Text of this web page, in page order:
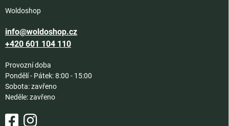
Woldoshop
info@woldoshop.cz
+420 601 104 110
Provozní doba
Pondělí - Pátek: 8:00 - 15:00
Sobota: zavřeno
Neděle: zavřeno